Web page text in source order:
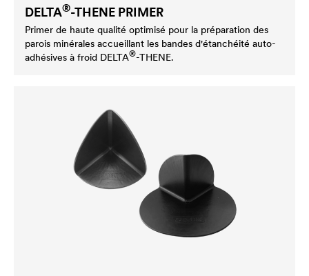
DELTA®-THENE PRIMER
Primer de haute qualité optimisé pour la préparation des
parois minérales accueillant les bandes d'étanchéité auto-
adhésives à froid DELTA®-THENE.